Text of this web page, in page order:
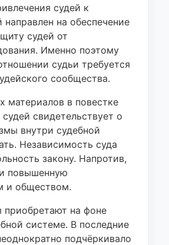
судей к
на обеспечение
судей от
Именно поэтому
судьи требуется
сообщества.
материалов в повестке
свидетельствует о
внутри судебной
Независимость суда
закону. Напротив,
повышенную
и обществом.
приобретают на фоне
системе. В последние
подчёркивало